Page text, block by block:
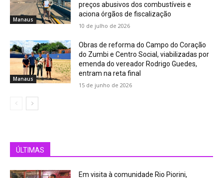
Manaus
preços abusivos dos combustíveis e
aciona órgãos de fiscalização
10 de julho de 2026
Manaus
Obras de reforma do Campo do Coração
do Zumbi e Centro Social, viabilizadas por
emenda do vereador Rodrigo Guedes,
entram na reta final
15 de junho de 2026
ÚLTIMAS
Em visita à comunidade Rio Piorini,